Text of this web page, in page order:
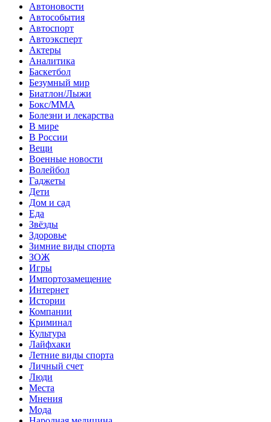
Автоновости
Автособытия
Автоспорт
Автоэксперт
Актеры
Аналитика
Баскетбол
Безумный мир
Биатлон/Лыжи
Бокс/MMA
Болезни и лекарства
В мире
В России
Вещи
Военные новости
Волейбол
Гаджеты
Дети
Дом и сад
Еда
Звёзды
Здоровье
Зимние виды спорта
ЗОЖ
Игры
Импортозамещение
Интернет
Истории
Компании
Криминал
Культура
Лайфхаки
Летние виды спорта
Личный счет
Люди
Места
Мнения
Мода